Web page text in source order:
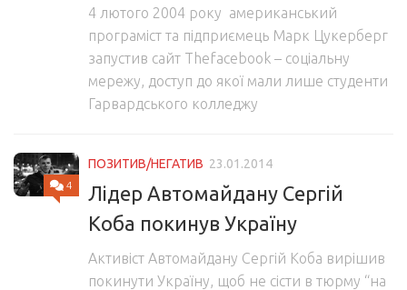
4 лютого 2004 року американський
програміст та підприємець Марк Цукерберг
запустив сайт Thefacebook – соціальну
мережу, доступ до якої мали лише студенти
Гарвардського колледжу
4
ПОЗИТИВ/НЕГАТИВ 23.01.2014
Лідер Автомайдану Сергій
Коба покинув Україну
Активіст Автомайдану Сергій Коба вирішив
покинути Україну, щоб не сісти в тюрму “на